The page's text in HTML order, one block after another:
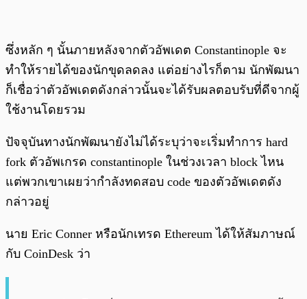
ซึ่งหลัก ๆ นั้นภายหลังจากตัวอัพเดต Constantinople จะ
ทำให้รายได้ของนักขุดลดลง แต่อย่างไรก็ตาม นักพัฒนา
ก็เชื่อว่าตัวอัพเดตดังกล่าวนั้นจะได้รับผลตอบรับที่ดีจากผู้
ใช้งานโดยรวม
ปัจจุบันทางนักพัฒนายังไม่ได้ระบุว่าจะเริ่มทำการ hard
fork ตัวอัพเกรด constantinople ในช่วงเวลา block ไหน
แต่พวกเขาเผยว่ากำลังทดสอบ code ของตัวอัพเดตดัง
กล่าวอยู่
นาย Eric Conner หรือนักเทรด Ethereum ได้ให้สัมภาษณ์
กับ CoinDesk ว่า